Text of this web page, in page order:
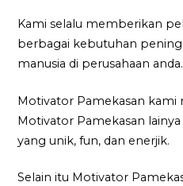
Kami selalu memberikan
berbagai kebutuhan
manusia di perusahaan anda.
Motivator Pamekasan kami
Motivator Pamekasan
yang unik, fun, dan enerjik.
Selain itu Motivator